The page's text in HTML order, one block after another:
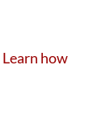
Learn how